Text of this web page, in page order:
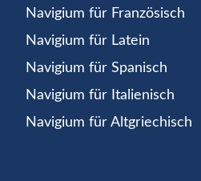
Navigium für Französisch
Navigium für Latein
Navigium für Spanisch
Navigium für Italienisch
Navigium für Altgriechisch